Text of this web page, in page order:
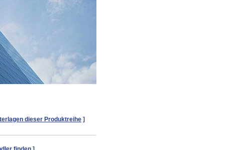
dieser Produktreihe ]